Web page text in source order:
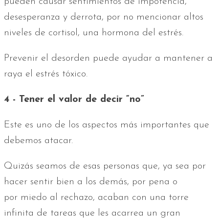
desesperanza y derrota, por no mencionar altos
niveles de cortisol, una hormona del estrés.
Prevenir el desorden puede ayudar a mantener a
raya el estrés tóxico.
4 - Tener el valor de decir “no”
Este es uno de los aspectos más importantes que
debemos atacar.
Quizás seamos de esas personas que, ya sea por
hacer sentir bien a los demás, por pena o
por miedo al rechazo, acaban con una torre
infinita de tareas que les acarrea un gran